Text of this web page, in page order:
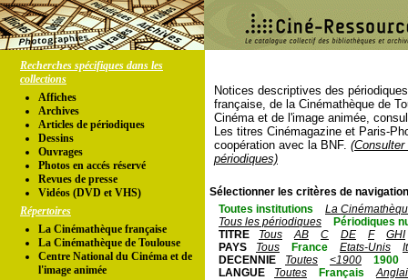
Recherches spécifiques dans les
collections
Affiches
Archives
Articles de périodiques
Dessins
Ouvrages
Photos en accés réservé
Revues de presse
Vidéos (DVD et VHS)
Répertoires
La Cinémathèque française
La Cinémathèque de Toulouse
Centre National du Cinéma et de
l'image animée
Notices descriptives des
française, de la Cinémathèque de
Cinéma et de l'image animée,
Les titres Cinémagazine et Paris-
coopération avec la BNF.
périodiques)
Sélectionner les critères de
Toutes institutions
La
Tous les périodiques
Périodiques
TITRE
Tous AB C DE F
GHI
PAYS
Tous France Etats-Unis
DECENNIE
Toutes <1900
1900
LANGUE
Toutes Français